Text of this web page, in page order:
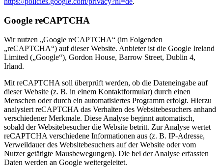
Google reCAPTCHA
Wir nutzen „Google reCAPTCHA“ (im Folgenden
„reCAPTCHA“) auf dieser Website. Anbieter ist die Google Ireland
Limited („Google“), Gordon House, Barrow Street, Dublin 4,
Irland.
Mit reCAPTCHA soll überprüft werden, ob die Dateneingabe auf
dieser Website (z. B. in einem Kontaktformular) durch einen
Menschen oder durch ein automatisiertes Programm erfolgt. Hierzu
analysiert reCAPTCHA das Verhalten des Websitebesuchers anhand
verschiedener Merkmale. Diese Analyse beginnt automatisch,
sobald der Websitebesucher die Website betritt. Zur Analyse wertet
reCAPTCHA verschiedene Informationen aus (z. B. IP-Adresse,
Verweildauer des Websitebesuchers auf der Website oder vom
Nutzer getätigte Mausbewegungen). Die bei der Analyse erfassten
Daten werden an Google weitergeleitet.